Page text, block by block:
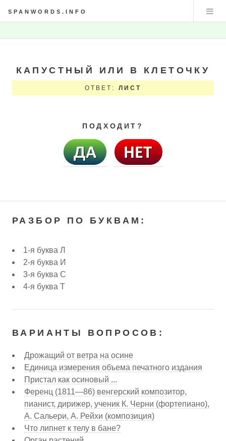
SPANWORDS.INFO
КАПУСТНЫЙ ИЛИ В КЛЕТОЧКУ
ОТВЕТ: ЛИСТ
ПОДХОДИТ?
РАЗБОР ПО БУКВАМ:
1-я буква Л
2-я буква И
3-я буква С
4-я буква Т
ВАРИАНТЫ ВОПРОСОВ:
Дрожащий от ветра на осине
Единица измерения объема печатного издания
Пристал как осиновый ...
Ференц (1811—86) венгерский композитор,
пианист, дирижер, ученик К. Черни (фортепиано),
А. Сальери, А. Рейхи (композиция)
Что липнет к телу в бане?